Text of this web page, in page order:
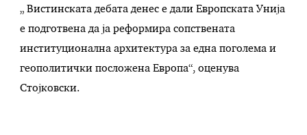
„ Вистинската дебата денес е дали Европската Унија
е подготвена да ја реформира сопствената
институционална архитектура за една поголема и
геополитички посложена Европа“, оценува
Стојковски.